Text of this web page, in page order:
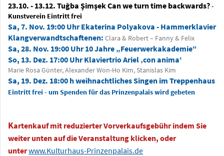
23.10. - 13.12. Tuğba Şimşek Can we turn time backwards?-
Kunstverein Eintritt frei
Sa, 7. Nov. 19:00 Uhr Ekaterina Polyakova - Hammerklavier
Klangverwandtschaftenen: Clara & Robert – Fanny & Felix
Sa, 28. Nov. 19:00 Uhr 10 Jahre „Feuerwerkakademie“
So, 13. Dez. 17:00 Uhr Klaviertrio Ariel ‚con anima‘
Marie Rosa Günter, Alexander Won-Ho Kim, Stanislas Kim
Sa, 19. Dez. 18:00 h weihnachtliches Singen im Treppenhaus
Eintritt frei - um Spenden für das Prinzenpalais wird gebeten
Kartenkauf mit reduzierter Vorverkaufsgebühr indem Sie
weiter unten auf die Veranstaltung klicken, oder
unterwww.Kulturhaus-Prinzenpalais.de